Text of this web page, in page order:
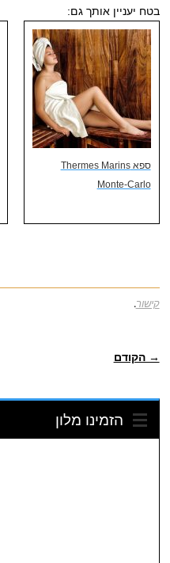
בטח יעניין אותך גם:
ספא Thermes Marins
Monte-Carlo
קישור.
→ הקודם
הזמינו מלון